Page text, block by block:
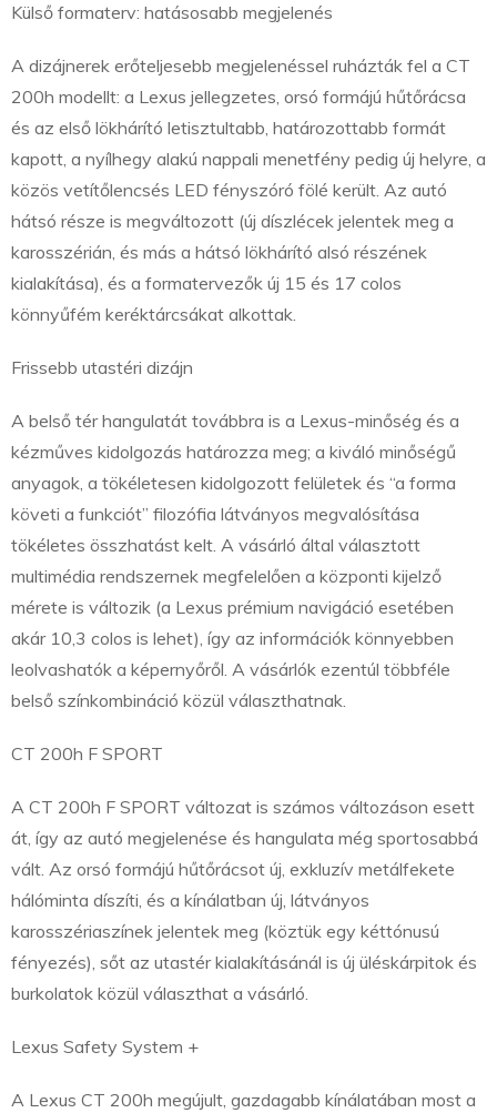
Külső formaterv: hatásosabb megjelenés
A dizájnerek erőteljesebb megjelenéssel ruházták fel a CT
200h modellt: a Lexus jellegzetes, orsó formájú hűtőrácsa
és az első lökhárító letisztultabb, határozottabb formát
kapott, a nyílhegy alakú nappali menetfény pedig új helyre, a
közös vetítőlencsés LED fényszóró fölé került. Az autó
hátsó része is megváltozott (új díszlécek jelentek meg a
karosszérián, és más a hátsó lökhárító alsó részének
kialakítása), és a formatervezők új 15 és 17 colos
könnyűfém keréktárcsákat alkottak.
Frissebb utastéri dizájn
A belső tér hangulatát továbbra is a Lexus-minőség és a
kézműves kidolgozás határozza meg; a kiváló minőségű
anyagok, a tökéletesen kidolgozott felületek és “a forma
követi a funkciót” filozófia látványos megvalósítása
tökéletes összhatást kelt. A vásárló által választott
multimédia rendszernek megfelelően a központi kijelző
mérete is változik (a Lexus prémium navigáció esetében
akár 10,3 colos is lehet), így az információk könnyebben
leolvashatók a képernyőről. A vásárlók ezentúl többféle
belső színkombináció közül választhatnak.
CT 200h F SPORT
A CT 200h F SPORT változat is számos változáson esett
át, így az autó megjelenése és hangulata még sportosabbá
vált. Az orsó formájú hűtőrácsot új, exkluzív metálfekete
hálóminta díszíti, és a kínálatban új, látványos
karosszériaszínek jelentek meg (köztük egy kéttónusú
fényezés), sőt az utastér kialakításánál is új üléskárpitok és
burkolatok közül választhat a vásárló.
Lexus Safety System +
A Lexus CT 200h megújult, gazdagabb kínálatában most a